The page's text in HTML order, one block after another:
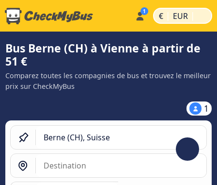
€ | EUR |
Bus Berne (CH) à Vienne à partir de
51 €
Comparez toutes les compagnies de bus et trouvez le meilleur
prix sur CheckMyBus
1